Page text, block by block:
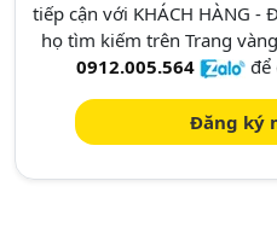
tiếp cận với KHÁCH HÀNG -
họ tìm kiếm trên Trang
0912.005.564
để
Đăng ký